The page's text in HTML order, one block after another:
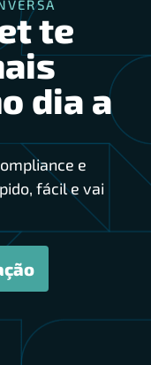
te
dia a
e
fácil e vai